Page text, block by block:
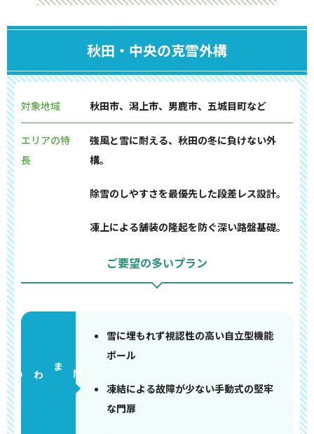
秋田・中央の克雪外構
対象地域 秋田市、潟上市、男鹿市、五城目町など
エリアの特
長
強風と雪に耐える、秋田の冬に負けない外
構。
除雪のしやすさを最優先した段差レス設計。
凍上による舗装の隆起を防ぐ深い路盤基礎。
ご要望の多いプラン
門まわり
雪に埋もれず視認性の高い自立型機能
ポール
凍結による故障が少ない手動式の堅牢
な門扉